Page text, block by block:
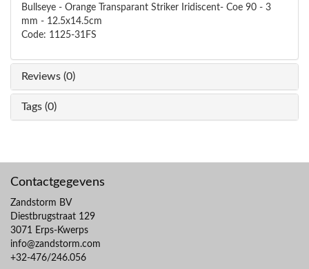
Bullseye - Orange Transparant Striker Iridiscent- Coe 90 - 3
mm - 12.5x14.5cm
Code: 1125-31FS
Reviews (0)
Tags (0)
Contactgegevens
Zandstorm BV
Diestbrugstraat 129
3071 Erps-Kwerps
info@zandstorm.com
+32-476/246.056